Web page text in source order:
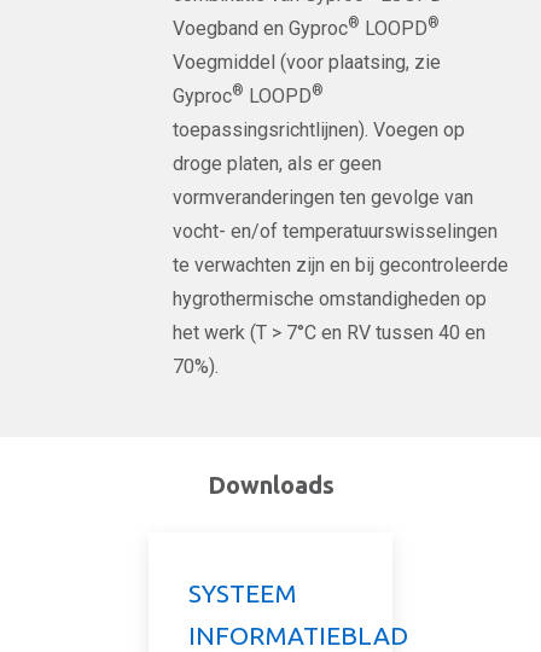
Voegband en Gyproc® LOOPD®
Voegmiddel (voor plaatsing, zie
Gyproc® LOOPD®
toepassingsrichtlijnen). Voegen op
droge platen, als er geen
vormveranderingen ten gevolge van
vocht- en/of temperatuurswisselingen
te verwachten zijn en bij gecontroleerde
hygrothermische omstandigheden op
het werk (T > 7°C en RV tussen 40 en
70%).
Downloads
SYSTEEM
INFORMATIEBLAD